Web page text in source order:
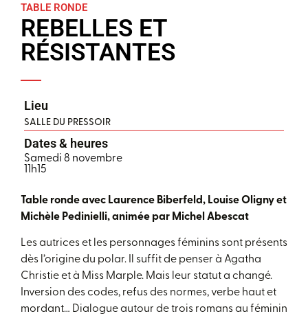
TABLE RONDE
REBELLES ET
RÉSISTANTES
Lieu
SALLE DU PRESSOIR
Dates & heures
Samedi 8 novembre
11h15
Table ronde avec Laurence Biberfeld, Louise Oligny et
Michèle Pedinielli, animée par Michel Abescat
Les autrices et les personnages féminins sont présents
dès l’origine du polar. Il suffit de penser à Agatha
Christie et à Miss Marple. Mais leur statut a changé.
Inversion des codes, refus des normes, verbe haut et
mordant… Dialogue autour de trois romans au féminin